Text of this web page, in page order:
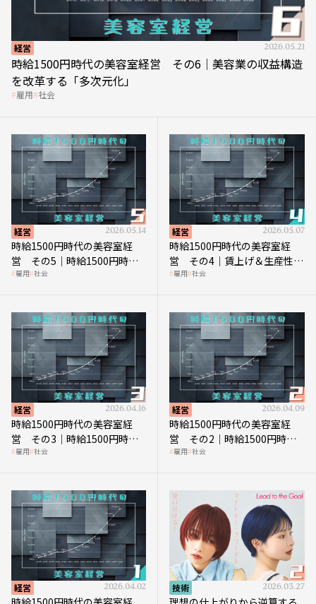
経営 2026.05.21
時給1500円時代の美容室経営 その6｜美容業の収益構造
を改革する「多次元化」
雇用 社会
経営 2026.05.14
時給1500円時代の美容室経
営 その5｜時給1500円時代
の到来は美容業の収益構造を
雇用 社会
経営 2026.05.07
時給1500円時代の美容室経
営 その4｜賃上げ＆生産性向
上につなげる賢い助成金活用
雇用 社会
経営 2026.04.16
時給1500円時代の美容室経
営 その3｜時給1500円時
代、美容業はどのような影響
雇用 社会
経営 2026.04.09
時給1500円時代の美容室経
営 その2｜時給1500円時代
に支払う給与はいくらなのか
雇用 社会
経営 2026.04.02 技術 2026.03.27